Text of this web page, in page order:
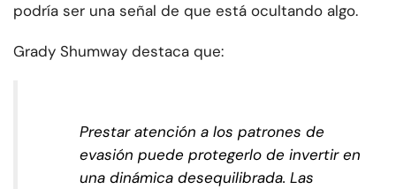
podría ser una señal de que está ocultando algo.
Grady Shumway destaca que:
Prestar atención a los patrones de
evasión puede protegerlo de invertir en
una dinámica desequilibrada. Las